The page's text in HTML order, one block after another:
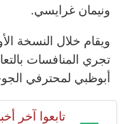
ونيمان غرايسي.
أبوظبي لمحترفي
تابعوا آخر